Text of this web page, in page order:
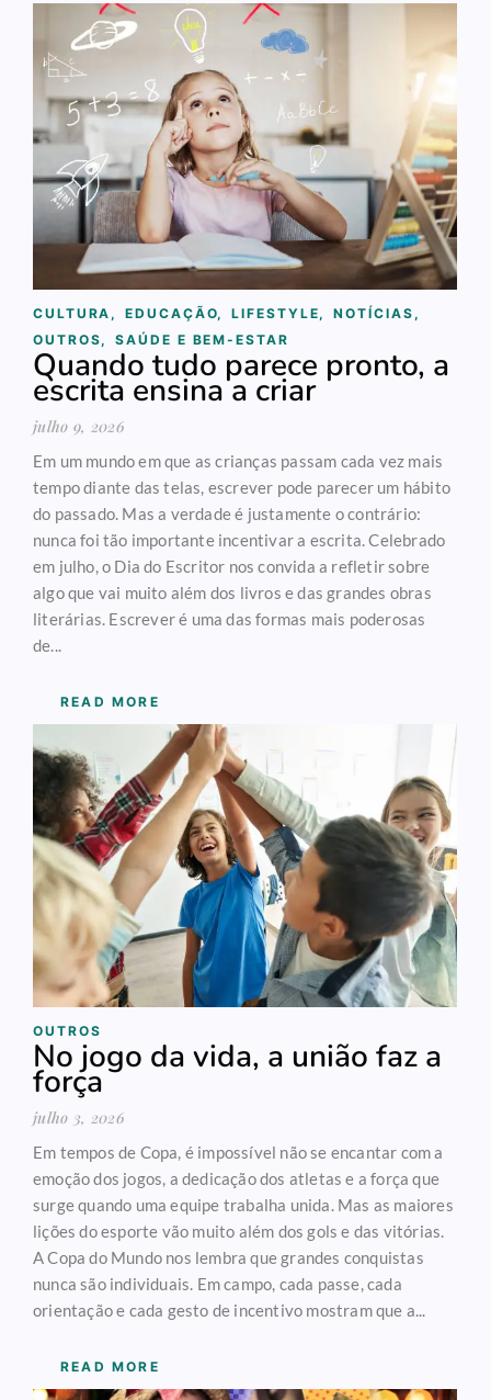
CULTURA , EDUCAÇÃO, LIFESTYLE, NOTÍCIAS ,
OUTROS, SAÚDE E BEM-ESTAR
Quando tudo parece pronto, a
escrita ensina a criar
julho 9, 2026
Em um mundo em que as crianças passam cada vez mais
tempo diante das telas, escrever pode parecer um hábito
do passado. Mas a verdade é justamente o contrário:
nunca foi tão importante incentivar a escrita. Celebrado
em julho, o Dia do Escritor nos convida a refletir sobre
algo que vai muito além dos livros e das grandes obras
literárias. Escrever é uma das formas mais poderosas
de...
READ MORE
OUTROS
No jogo da vida, a união faz a
força
julho 3, 2026
Em tempos de Copa, é impossível não se encantar com a
emoção dos jogos, a dedicação dos atletas e a força que
surge quando uma equipe trabalha unida. Mas as maiores
lições do esporte vão muito além dos gols e das vitórias.
A Copa do Mundo nos lembra que grandes conquistas
nunca são individuais. Em campo, cada passe, cada
orientação e cada gesto de incentivo mostram que a...
READ MORE